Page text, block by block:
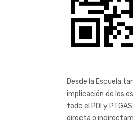
Desde la Escuela
implicación de los
todo el PDI y
directa o